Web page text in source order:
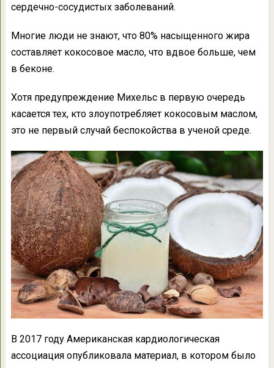
сердечно-сосудистых заболеваний.
Многие люди не знают, что 80% насыщенного жира
составляет кокосовое масло, что вдвое больше, чем
в беконе.
Хотя предупреждение Михельс в первую очередь
касается тех, кто злоупотребляет кокосовым маслом,
это не первый случай беспокойства в ученой среде.
В 2017 году Американская кардиологическая
ассоциация опубликовала материал, в котором было